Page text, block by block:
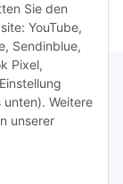
Sie den
YouTube,
Sendinblue,
Pixel,
Weitere
unserer